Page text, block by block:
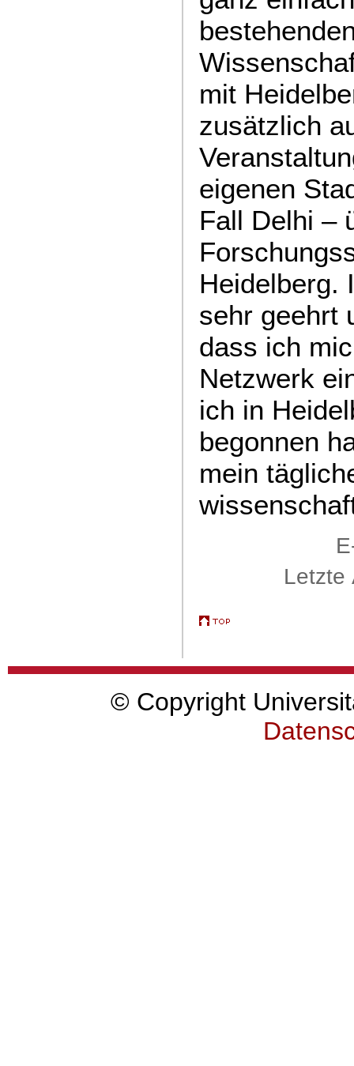
mit
zusätzlich
eigenen
Fall Delhi –
Heidelberg.
sehr geehrt
dass ich
Netzwerk
ich in
begonnen
mein
Letzte
© Copyright